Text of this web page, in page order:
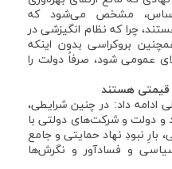
مشخص می‌شود که
چرا که نظام انگیزشی در
بروکراسی بدون اینکه
عمومی شود، صرفاً دولت را
قیمتی هستند
ادامه داد: در چنین شرایطی،
و دولت و شرکت‌های دولتی با
بارِ نبودِ نهاد حمایتی و جامع
و فسادآور و نگرش‌ها